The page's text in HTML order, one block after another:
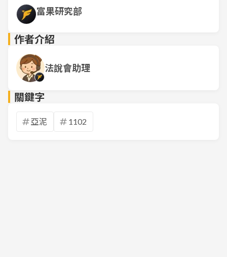
富果研究部
作者介紹
法說會助理
關鍵字
亞泥 1102